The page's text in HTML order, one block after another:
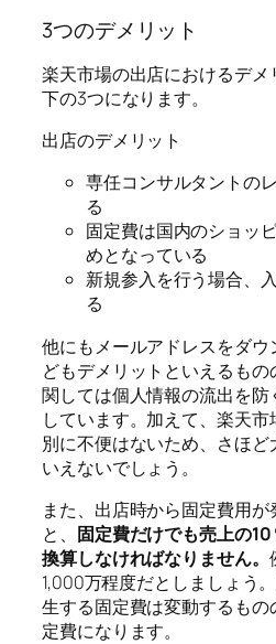
3つのデメリット
楽天市場の出店におけるデ
下の3つになります。
出店のデメリット
専任コンサルタントの
る
固定費は国内のショッ
めとなっている
新規参入を行う場合、
る
他にもメールアドレスをダ
どもデメリットといえるも
関しては個人情報の流出を
しています。加えて、楽天
別に不便はないため、さほ
いえないでしょう。
また、出店時から固定費用
と、 固定費だけでも売上の
換算しなければなりません。
1,000万程度だとしましょう
生する固定費は変動するも
定費になります。